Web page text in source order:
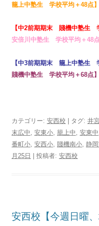
籠上中塾生 学校平均＋48点】
【中2前期期末 賤機中塾生
安倍川中塾生 学校平均＋48点
【中3前期期末 籠上中塾生
賤機中塾生 学校平均＋68点】
カテゴリー: 安西校 | タグ: 井
末広中, 安東小, 籠上中, 安東中
番町小, 安西小, 賤機南小, 静
月25日
投稿者: 安西校
安西校【今週日曜